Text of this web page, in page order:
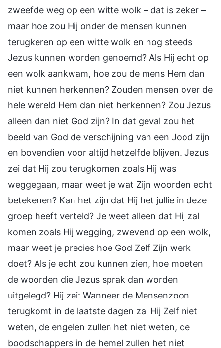
zweefde weg op een witte wolk – dat is zeker –
maar hoe zou Hij onder de mensen kunnen
terugkeren op een witte wolk en nog steeds
Jezus kunnen worden genoemd? Als Hij echt op
een wolk aankwam, hoe zou de mens Hem dan
niet kunnen herkennen? Zouden mensen over de
hele wereld Hem dan niet herkennen? Zou Jezus
alleen dan niet God zijn? In dat geval zou het
beeld van God de verschijning van een Jood zijn
en bovendien voor altijd hetzelfde blijven. Jezus
zei dat Hij zou terugkomen zoals Hij was
weggegaan, maar weet je wat Zijn woorden echt
betekenen? Kan het zijn dat Hij het jullie in deze
groep heeft verteld? Je weet alleen dat Hij zal
komen zoals Hij wegging, zwevend op een wolk,
maar weet je precies hoe God Zelf Zijn werk
doet? Als je echt zou kunnen zien, hoe moeten
de woorden die Jezus sprak dan worden
uitgelegd? Hij zei: Wanneer de Mensenzoon
terugkomt in de laatste dagen zal Hij Zelf niet
weten, de engelen zullen het niet weten, de
boodschappers in de hemel zullen het niet